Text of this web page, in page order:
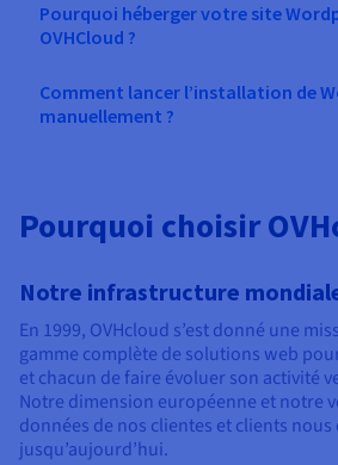
Pourquoi héberger votre site
OVHCloud ?
Comment lancer l’installation de
manuellement ?
Pourquoi choisir
Notre infrastructure
En 1999, OVHcloud s’est donné une
gamme complète de solutions web
et chacun de faire évoluer son activité
Notre dimension européenne et notre
données de nos clientes et clients
jusqu’aujourd’hui.